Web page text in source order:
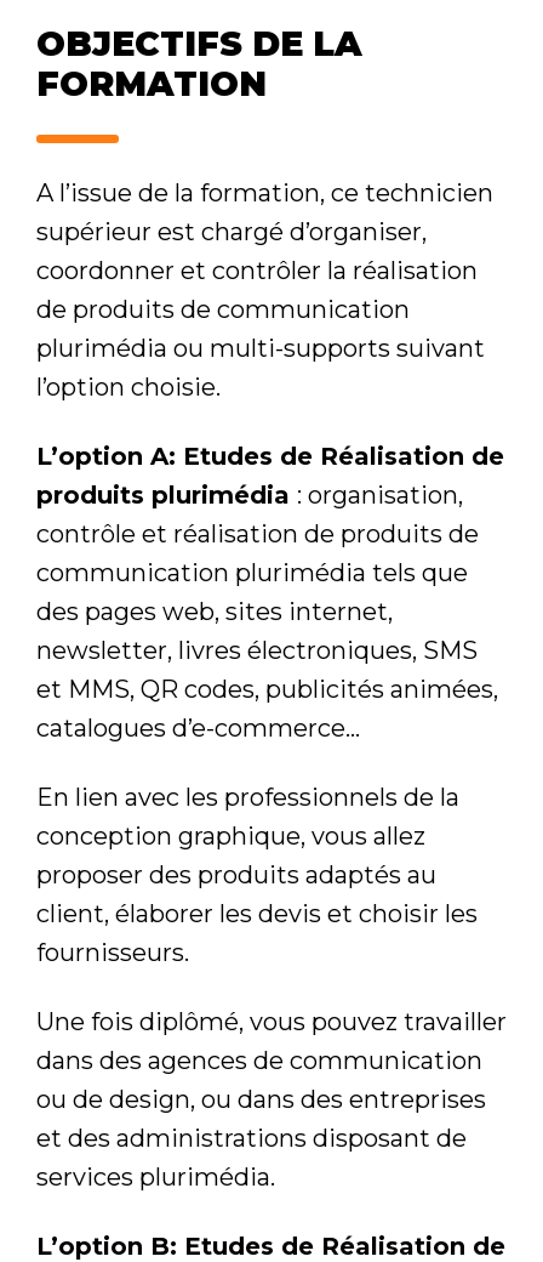
OBJECTIFS DE LA
FORMATION
A l’issue de la formation, ce technicien
supérieur est chargé d’organiser,
coordonner et contrôler la réalisation
de produits de communication
plurimédia ou multi-supports suivant
l’option choisie.
L’option A: Etudes de Réalisation de
produits plurimédia : organisation,
contrôle et réalisation de produits de
communication plurimédia tels que
des pages web, sites internet,
newsletter, livres électroniques, SMS
et MMS, QR codes, publicités animées,
catalogues d’e-commerce…
En lien avec les professionnels de la
conception graphique, vous allez
proposer des produits adaptés au
client, élaborer les devis et choisir les
fournisseurs.
Une fois diplômé, vous pouvez travailler
dans des agences de communication
ou de design, ou dans des entreprises
et des administrations disposant de
services plurimédia.
L’option B: Etudes de Réalisation de